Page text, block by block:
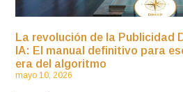
La revolución de la Publicidad
IA: El manual definitivo para
era del algoritmo
mayo 10, 2026